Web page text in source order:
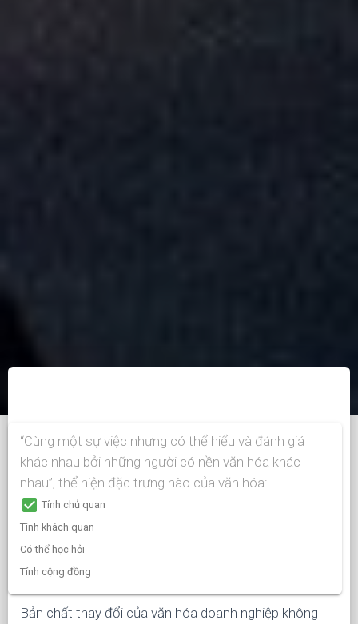
“Cùng một sự việc nhưng có thể hiểu và đánh giá
khác nhau bởi những người có nền văn hóa khác
nhau”, thể hiện đặc trưng nào của văn hóa:
check_box Tính chủ quan
Tính khách quan
Có thể học hỏi
Tính cộng đồng
Bản chất thay đổi của văn hóa doanh nghiệp không